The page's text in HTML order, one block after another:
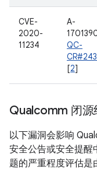
CVE-
2020-
11234
A-
QC-
[2]
Qualcomm 闭源
以下漏洞会影响
安全公告或安全提醒
题的严重程度评估是